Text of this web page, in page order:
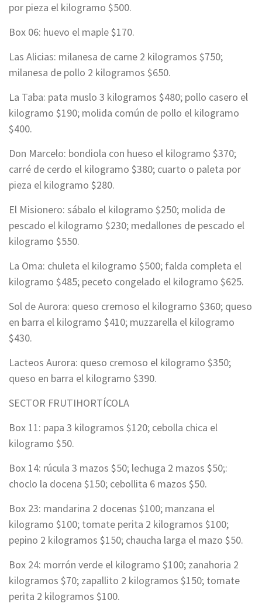
por pieza el kilogramo $500.
Box 06: huevo el maple $170.
Las Alicias: milanesa de carne 2 kilogramos $750;
milanesa de pollo 2 kilogramos $650.
La Taba: pata muslo 3 kilogramos $480; pollo casero el
kilogramo $190; molida común de pollo el kilogramo
$400.
Don Marcelo: bondiola con hueso el kilogramo $370;
carré de cerdo el kilogramo $380; cuarto o paleta por
pieza el kilogramo $280.
El Misionero: sábalo el kilogramo $250; molida de
pescado el kilogramo $230; medallones de pescado el
kilogramo $550.
La Oma: chuleta el kilogramo $500; falda completa el
kilogramo $485; peceto congelado el kilogramo $625.
Sol de Aurora: queso cremoso el kilogramo $360; queso
en barra el kilogramo $410; muzzarella el kilogramo
$430.
Lacteos Aurora: queso cremoso el kilogramo $350;
queso en barra el kilogramo $390.
SECTOR FRUTIHORTÍCOLA
Box 11: papa 3 kilogramos $120; cebolla chica el
kilogramo $50.
Box 14: rúcula 3 mazos $50; lechuga 2 mazos $50;:
choclo la docena $150; cebollita 6 mazos $50.
Box 23: mandarina 2 docenas $100; manzana el
kilogramo $100; tomate perita 2 kilogramos $100;
pepino 2 kilogramos $150; chaucha larga el mazo $50.
Box 24: morrón verde el kilogramo $100; zanahoria 2
kilogramos $70; zapallito 2 kilogramos $150; tomate
perita 2 kilogramos $100.